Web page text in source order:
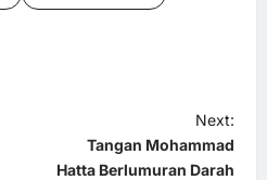
Next:
Tangan Mohammad
Hatta Berlumuran Darah